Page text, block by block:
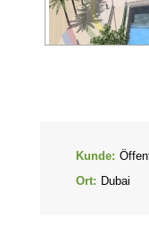
Kunde:
Ort: Dubai